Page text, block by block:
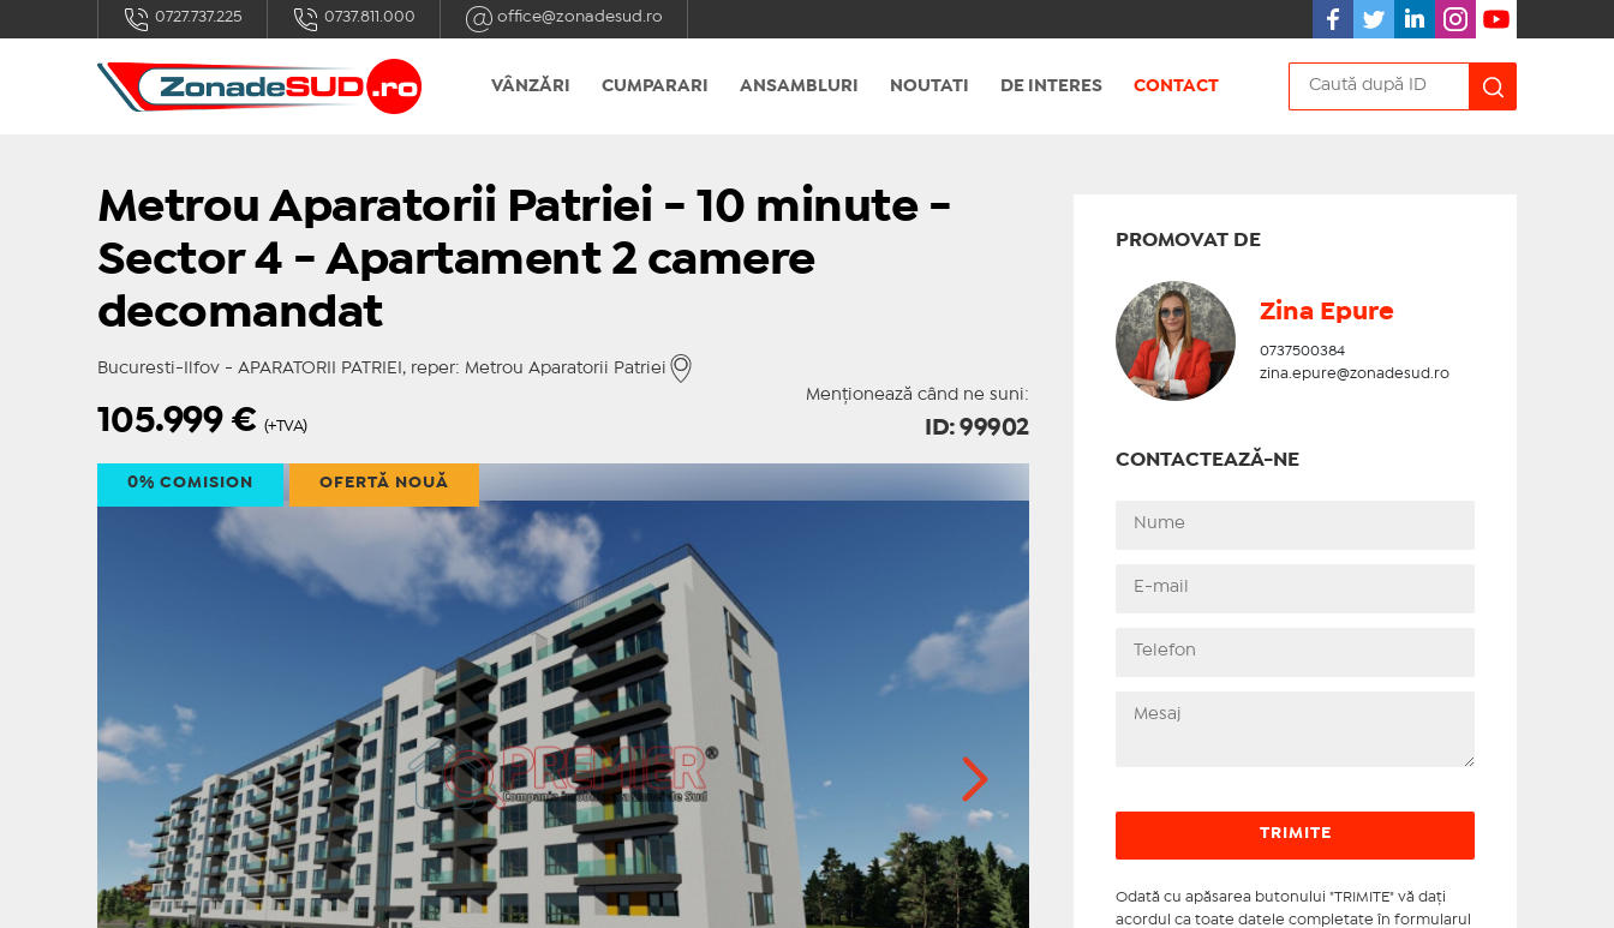
0727.737.225 0737.811.000 office@zonadesud.ro
VÂNZĂRI CUMPARARI ANSAMBLURI NOUTATI DE INTERES CONTACT
Metrou Aparatorii Patriei - 10 minute -
Sector 4 - Apartament 2 camere
decomandat
Bucuresti-Ilfov - APARATORII PATRIEI, reper: Metrou Aparatorii Patriei
Menționează când ne suni:
105.999 € (+TVA) ID: 99902
0% COMISION OFERTĂ NOUĂ
PROMOVAT DE
Zina Epure
0737500384
zina.epure@zonadesud.ro
CONTACTEAZĂ-NE
Odată cu apăsarea butonului "TRIMITE" vă daţi
acordul ca toate datele completate în formularul